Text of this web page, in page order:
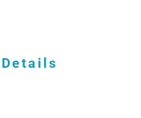
Details